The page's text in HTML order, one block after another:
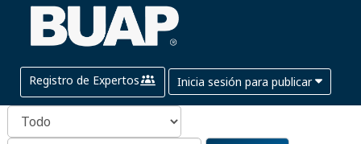
Registro de Expertos Inicia sesión para publicar